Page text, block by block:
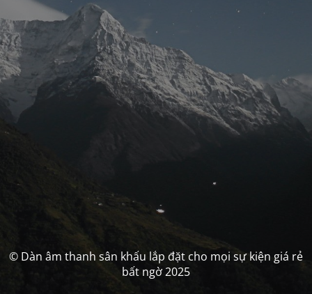
© Dàn âm thanh sân khấu lắp đặt cho mọi sự kiện giá rẻ
bất ngờ 2025